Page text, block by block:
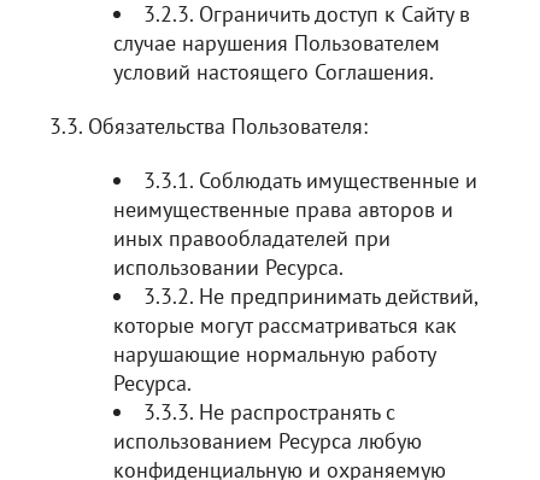
3.2.3. Ограничить доступ к Сайту в
случае нарушения Пользователем
условий настоящего Соглашения.
3.3. Обязательства Пользователя:
3.3.1. Соблюдать имущественные и
неимущественные права авторов и
иных правообладателей при
использовании Ресурса.
3.3.2. Не предпринимать действий,
которые могут рассматриваться как
нарушающие нормальную работу
Ресурса.
3.3.3. Не распространять с
использованием Ресурса любую
конфиденциальную и охраняемую